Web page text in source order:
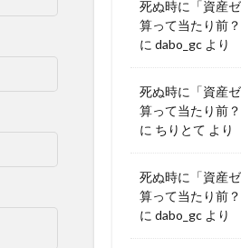
死ぬ時に「資産
算って当たり前？
に dabo_gc より
死ぬ時に「資産
算って当たり前？
に ちりとて より
死ぬ時に「資産
算って当たり前？
に dabo_gc より